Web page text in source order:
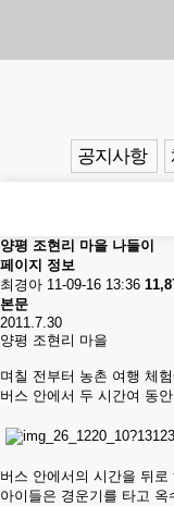
공지사항
양평 조현리 마을 나들이
페이지 정보
최경아 11-09-16 13:36
본문
2011.7.30
양평 조현리 마을
며칠 전부터 농촌 여행 체
버스 안에서 두 시간여 동
버스 안에서의 시간을 뒤
아이들은 경운기를 타고